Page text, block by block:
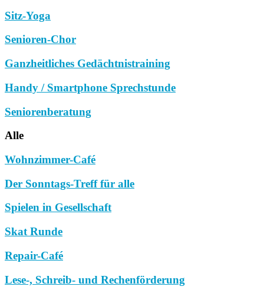
Sitz-Yoga
Senioren-Chor
Ganzheitliches Gedächtnistraining
Handy / Smartphone Sprechstunde
Seniorenberatung
Alle
Wohnzimmer-Café
Der Sonntags-Treff für alle
Spielen in Gesellschaft
Skat Runde
Repair-Café
Lese-, Schreib- und Rechenförderung